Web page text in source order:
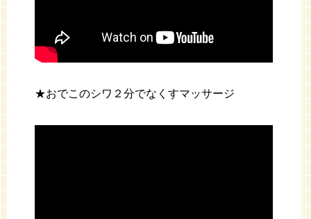
★おでこのシワ２分でなくすマッサージ